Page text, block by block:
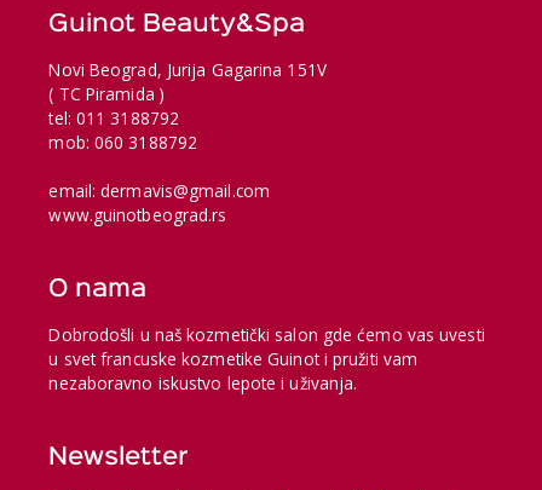
Guinot Beauty&Spa
Novi Beograd, Jurija Gagarina 151V
( TC Piramida )
tel: 011 3188792
mob: 060 3188792
email: dermavis@gmail.com
www.guinotbeograd.rs
O nama
Dobrodošli u naš kozmetički salon gde ćemo vas uvesti
u svet francuske kozmetike Guinot i pružiti vam
nezaboravno iskustvo lepote i uživanja.
Newsletter